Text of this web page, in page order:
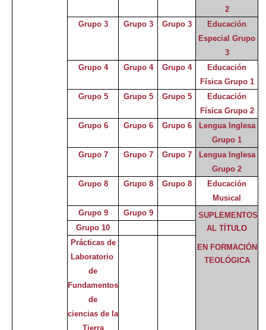
2
Grupo 3
Grupo 3 Grupo 3
Educación
Especial Grupo
3
Grupo 4
Grupo 4 Grupo 4
Educación
Física Grupo 1
Grupo 5
Grupo 5 Grupo 5
Educación
Física Grupo 2
Grupo 6
Grupo 6 Grupo 6
Lengua Inglesa
Grupo 1
Grupo 7
Grupo 7 Grupo 7
Lengua Inglesa
Grupo 2
Grupo 8
Grupo 8 Grupo 8
Educación
Musical
Grupo 9
Grupo 9
SUPLEMENTOS
AL TÍTULO
EN FORMACIÓN
TEOLÓGICA
Grupo 10
Prácticas de
Laboratorio
de
Fundamentos
de
ciencias de la
Tierra